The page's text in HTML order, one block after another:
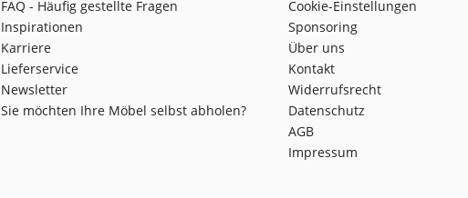
FAQ - Häufig gestellte Fragen
Inspirationen
Karriere
Lieferservice
Newsletter
Sie möchten Ihre Möbel selbst abholen?
Cookie-Einstellungen
Sponsoring
Über uns
Kontakt
Widerrufsrecht
Datenschutz
AGB
Impressum